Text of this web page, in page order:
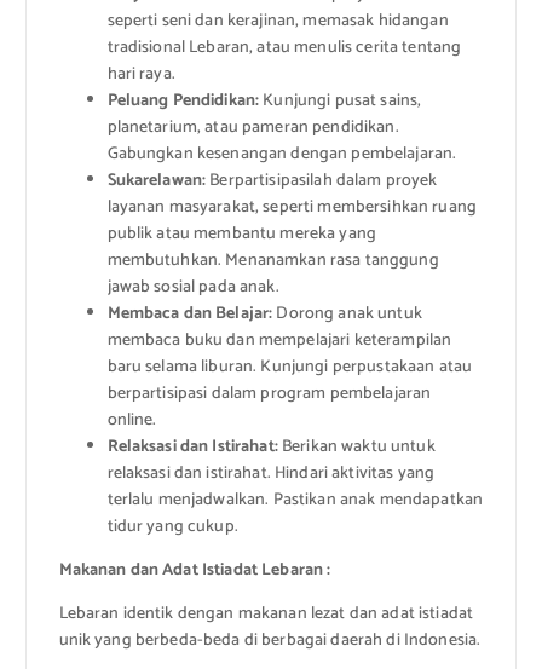
seperti seni dan kerajinan, memasak hidangan
tradisional Lebaran, atau menulis cerita tentang
hari raya.
Peluang Pendidikan:Kunjungi pusat sains,
planetarium, atau pameran pendidikan.
Gabungkan kesenangan dengan pembelajaran.
Sukarelawan:Berpartisipasilah dalam proyek
layanan masyarakat, seperti membersihkan ruang
publik atau membantu mereka yang
membutuhkan. Menanamkan rasa tanggung
jawab sosial pada anak.
Membaca dan Belajar:Dorong anak untuk
membaca buku dan mempelajari keterampilan
baru selama liburan. Kunjungi perpustakaan atau
berpartisipasi dalam program pembelajaran
online.
Relaksasi dan Istirahat:Berikan waktu untuk
relaksasi dan istirahat. Hindari aktivitas yang
terlalu menjadwalkan. Pastikan anak mendapatkan
tidur yang cukup.
Makanan dan Adat Istiadat Lebaran :
Lebaran identik dengan makanan lezat dan adat istiadat
unik yang berbeda-beda di berbagai daerah di Indonesia.